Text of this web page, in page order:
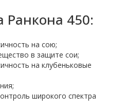
450:
на сою;
в защите сои;
на клубеньковые
широкого спектра